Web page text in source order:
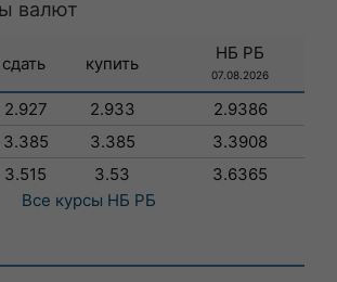
валют
сдать купить
НБ РБ
07.08.2026
2.927 2.933
2.9386
3.385 3.385
3.3908
3.515 3.53
3.6365
Все курсы НБ РБ